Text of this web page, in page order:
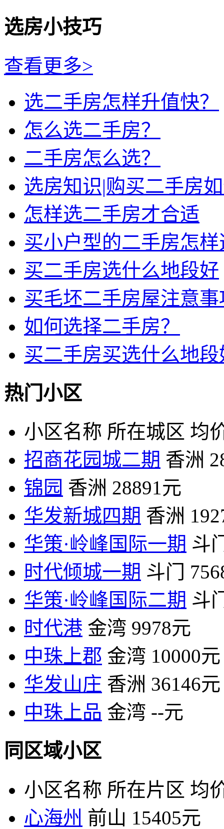
选房小技巧
查看更多>
选二手房怎样升值快？
怎么选二手房？
二手房怎么选？
选房知识|购买二手房
怎样选二手房才合适
买小户型的二手房怎样
买二手房选什么地段好
买毛坯二手房屋注意事
如何选择二手房？
买二手房买选什么地段
热门小区
小区名称 所在城区 均
招商花园城二期 香洲
锦园 香洲 28891元
华发新城四期 香洲
华策·岭峰国际一期 斗
时代倾城一期 斗门
华策·岭峰国际二期 斗
时代港 金湾 9978元
中珠上郡 金湾 10000元
华发山庄 香洲 36146元
中珠上品 金湾 --元
同区域小区
小区名称 所在片区 均
心海州 前山 15405元